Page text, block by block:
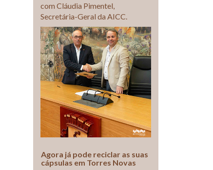
com Cláudia Pimentel,
Secretária-Geral da AICC.
Agora já pode reciclar as suas
cápsulas em Torres Novas